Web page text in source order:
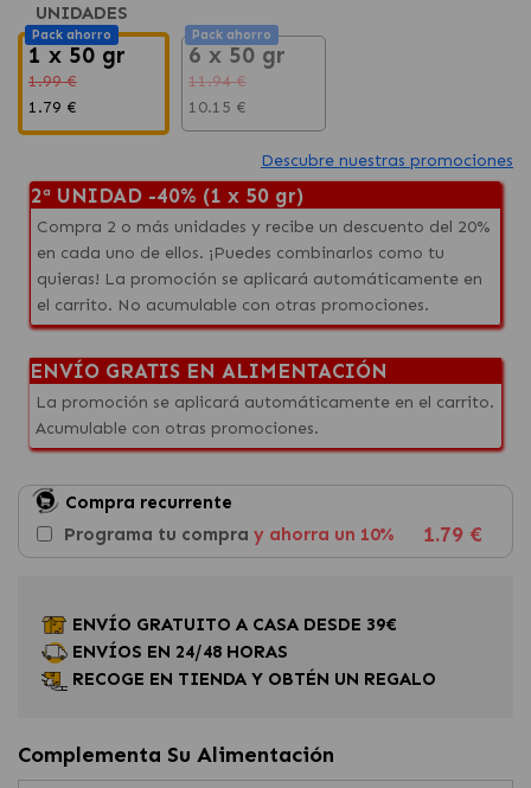
UNIDADES
Pack ahorro
1 x 50 gr
1.99 €
1.79 €
Pack ahorro
6 x 50 gr
11.94 €
10.15 €
Descubre nuestras promociones
2ª UNIDAD -40% (1 x 50 gr)
Compra 2 o más unidades y recibe un descuento del 20%
en cada uno de ellos. ¡Puedes combinarlos como tu
quieras! La promoción se aplicará automáticamente en
el carrito. No acumulable con otras promociones.
ENVÍO GRATIS EN ALIMENTACIÓN
La promoción se aplicará automáticamente en el carrito.
Acumulable con otras promociones.
Compra recurrente
Programa tu compra y ahorra un 10% 1.79 €
ENVÍO GRATUITO A CASA DESDE 39€
ENVÍOS EN 24/48 HORAS
RECOGE EN TIENDA Y OBTÉN UN REGALO
Complementa Su Alimentación